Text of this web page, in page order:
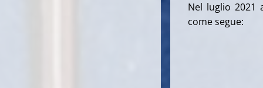
Nel luglio 2021
come segue: